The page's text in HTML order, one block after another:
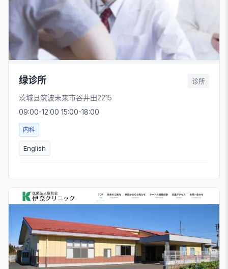
绿诊所 诊所
茨城县筑波未来市谷井田2215
09:00-12:00 15:00-18:00
内科
English